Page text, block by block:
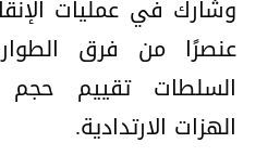
عنصرًا من فرق
السلطات تقييم حجم
الهزات الارتدادية.